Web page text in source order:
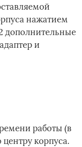
нажатием
дополнительные
и
работы (в
корпуса.